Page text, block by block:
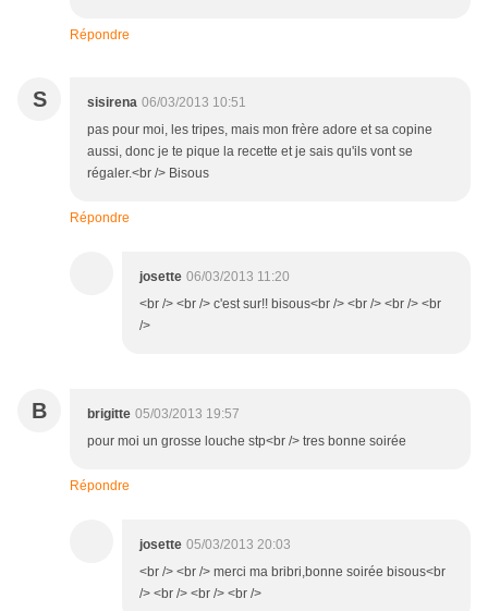
Répondre
S sisirena 06/03/2013 10:51
pas pour moi, les tripes, mais mon frère adore et sa copine
aussi, donc je te pique la recette et je sais qu'ils vont se
régaler.<br /> Bisous
Répondre
josette 06/03/2013 11:20
<br /> <br /> c'est sur!! bisous<br /> <br /> <br /> <br
/>
B brigitte 05/03/2013 19:57
pour moi un grosse louche stp<br /> tres bonne soirée
Répondre
josette 05/03/2013 20:03
<br /> <br /> merci ma bribri,bonne soirée bisous<br
/> <br /> <br /> <br />